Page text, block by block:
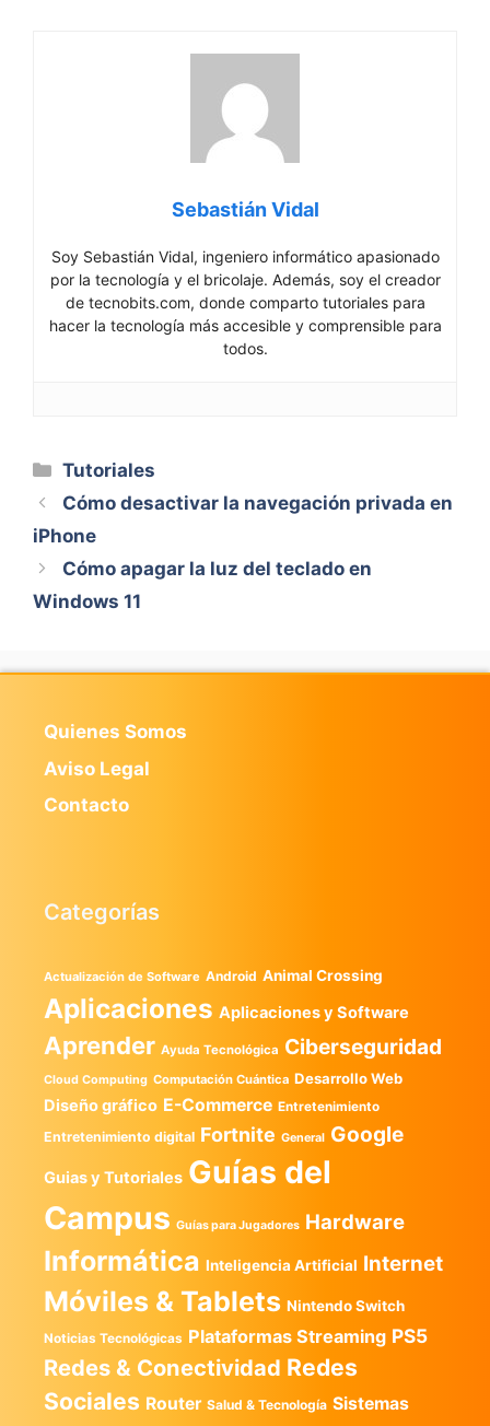
Sebastián Vidal
Soy Sebastián Vidal, ingeniero informático apasionado
por la tecnología y el bricolaje. Además, soy el creador
de tecnobits.com, donde comparto tutoriales para
hacer la tecnología más accesible y comprensible para
todos.
Categorías
Tutoriales
Cómo desactivar la navegación privada en
iPhone
Cómo apagar la luz del teclado en
Windows 11
Quienes Somos
Aviso Legal
Contacto
Categorías
Actualización de Software Android Animal Crossing
Aplicaciones Aplicaciones y Software
Aprender Ayuda Tecnológica Ciberseguridad
Cloud Computing Computación Cuántica Desarrollo Web
Diseño gráfico E-Commerce Entretenimiento
Entretenimiento digital Fortnite General Google
Guias y Tutoriales Guías del
Campus Guías para Jugadores Hardware
Informática Inteligencia Artificial Internet
Móviles & Tablets Nintendo Switch
Noticias Tecnológicas Plataformas Streaming PS5
Redes & Conectividad Redes
Sociales Router Salud & Tecnología Sistemas